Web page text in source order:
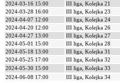
2024-03-16 15:00
III liga, Kolejka 21
2024-03-28 16:00
III liga, Kolejka 23
2024-04-07 12:00
III liga, Kolejka 24
2024-04-20 12:00
III liga, Kolejka 26
2024-04-27 13:00
III liga, Kolejka 27
2024-05-01 15:00
III liga, Kolejka 28
2024-05-18 13:00
III liga, Kolejka 31
2024-05-25 17:00
III liga, Kolejka 32
2024-05-30 15:00
III liga, Kolejka 33
2024-06-08 17:00
III liga, Kolejka 34